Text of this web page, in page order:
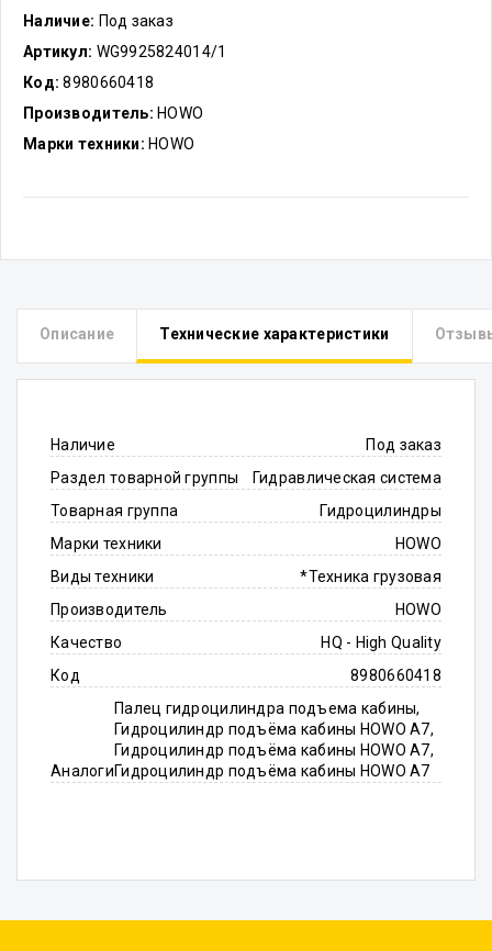
Наличие: Под заказ
Артикул: WG9925824014/1
Код: 8980660418
Производитель: HOWO
Марки техники: HOWO
Описание Технические характеристики
Наличие
Под заказ
Раздел товарной группы
Гидравлическая система
Товарная группа
Гидроцилиндры
Марки техники
HOWO
Виды техники
*Техника грузовая
Производитель
HOWO
Качество
HQ - High Quality
Код
8980660418
Аналоги
Палец гидроцилиндра подъема кабины,
Гидроцилиндр подъёма кабины HOWO A7,
Гидроцилиндр подъёма кабины HOWO A7,
Гидроцилиндр подъёма кабины HOWO A7